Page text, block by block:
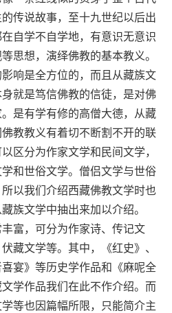
传说故事，至十九世纪以后出
自学不自学地，有意识无意识
思想，演绎佛教的基本教义。
是全方位的，而且从藏族文
就是笃信佛教的信徒，是对佛
是有学有修的高僧大德，从藏
教教义有着切不断割不开的联
区分为作家文学和民间文学，
和世俗文学。僧侣文学与世俗
以我们介绍西藏佛教文学时也
族文学中抽出来加以介绍。
，可分为作家诗、传记文
藏文学等。其中，《红史》、
喜宴》等历史学作品和《麻呢全
学作品我们在此不作介绍。而
等也因篇幅所限，只能简介主